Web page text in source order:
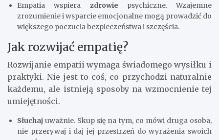
Empatia wspiera zdrowie psychiczne. Wzajemne
zrozumienie i wsparcie emocjonalne mogą prowadzić do
większego poczucia bezpieczeństwa i szczęścia.
Jak rozwijać empatię?
Rozwijanie empatii wymaga świadomego wysiłku i
praktyki. Nie jest to coś, co przychodzi naturalnie
każdemu, ale istnieją sposoby na wzmocnienie tej
umiejętności.
Słuchaj uważnie. Skup się na tym, co mówi druga osoba,
nie przerywaj i daj jej przestrzeń do wyrażenia swoich